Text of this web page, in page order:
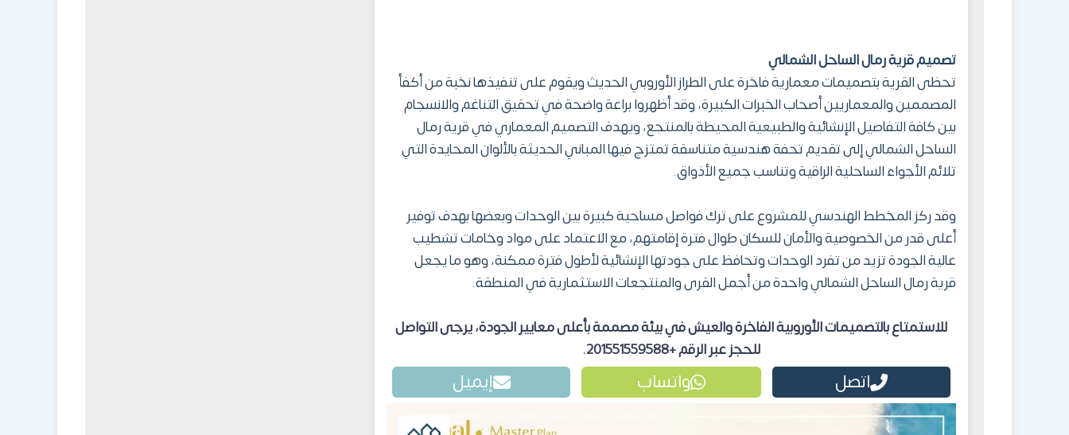
تصميمقرية رمال الساحل الشمالي
تحظى القرية بتصميمات معمارية فاخرة على الطراز الأوروبي الحديث ويقوم على تنفيذها نخبة من أكفأ
المصممين والمعماريين أصحاب الخبرات الكبيرة، وقد أظهروا براعة واضحة في تحقيق التناغم والانسجام
بين كافة التفاصيل الإنشائية والطبيعية المحيطة بالمنتجع، ويهدف التصميم المعماري في قرية رمال
الساحل الشمالي إلى تقديم تحفة هندسية متناسقة تمتزج فيها المباني الحديثة بالألوان المحايدة التي
تلائم الأجواء الساحلية الراقية وتناسب جميع الأذواق.
وقد ركز المخطط الهندسي للمشروع على ترك فواصل مساحية كبيرة بين الوحدات وبعضها بهدف توفير
أعلى قدر من الخصوصية والأمان للسكان طوال فترة إقامتهم، مع الاعتماد على مواد وخامات تشطيب
عالية الجودة تزيد من تفرد الوحدات وتحافظ على جودتها الإنشائية لأطول فترة ممكنة، وهو ما يجعل
قرية رمال الساحل الشمالي واحدة من أجمل القرى والمنتجعات الاستثمارية في المنطقة.
للاستمتاع بالتصميمات الأوروبية الفاخرة والعيش في بيئة مصممة بأعلى معايير الجودة، يرجى التواصل
للحجز عبر الرقم +201551559588
.
اتصل واتساب إيميل